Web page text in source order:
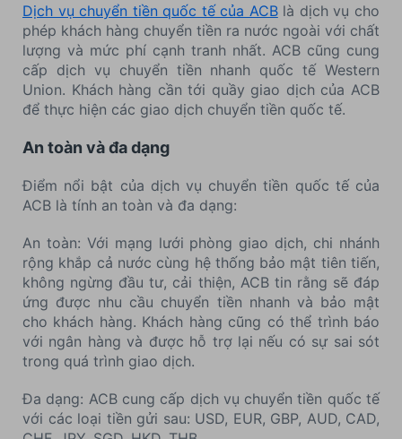
Dịch vụ chuyển tiền quốc tế của ACBlà dịch vụ cho
phép khách hàng chuyển tiền ra nước ngoài với chất
lượng và mức phí cạnh tranh nhất. ACB cũng cung
cấp dịch vụ chuyển tiền nhanh quốc tế Western
Union. Khách hàng cần tới quầy giao dịch của ACB
để thực hiện các giao dịch chuyển tiền quốc tế.
An toàn và đa dạng
Điểm nổi bật của dịch vụ chuyển tiền quốc tế của
ACB là tính an toàn và đa dạng:
An toàn: Với mạng lưới phòng giao dịch, chi nhánh
rộng khắp cả nước cùng hệ thống bảo mật tiên tiến,
không ngừng đầu tư, cải thiện, ACB tin rằng sẽ đáp
ứng được nhu cầu chuyển tiền nhanh và bảo mật
cho khách hàng. Khách hàng cũng có thể trình báo
với ngân hàng và được hỗ trợ lại nếu có sự sai sót
trong quá trình giao dịch.
Đa dạng: ACB cung cấp dịch vụ chuyển tiền quốc tế
với các loại tiền gửi sau: USD, EUR, GBP, AUD, CAD,